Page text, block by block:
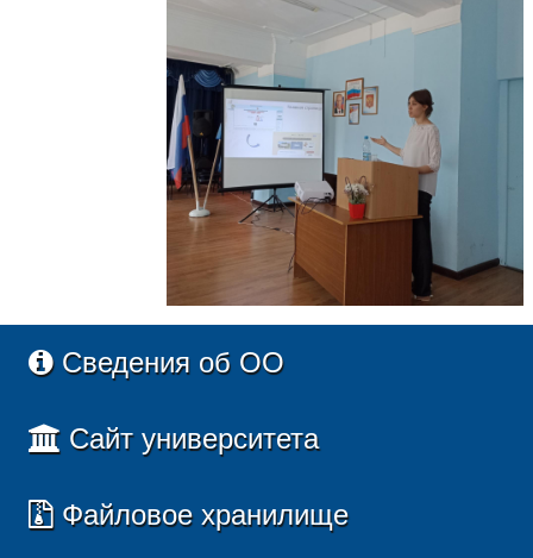
Сведения об ОО
Сайт университета
Файловое хранилище